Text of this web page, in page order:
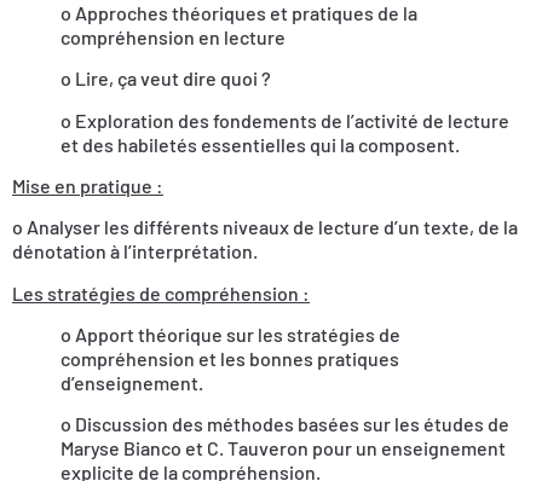
o Approches théoriques et pratiques de la
compréhension en lecture
o Lire, ça veut dire quoi ?
o Exploration des fondements de l’activité de lecture
et des habiletés essentielles qui la composent.
Mise en pratique :
o Analyser les différents niveaux de lecture d’un texte, de la
dénotation à l’interprétation.
Les stratégies de compréhension :
o Apport théorique sur les stratégies de
compréhension et les bonnes pratiques
d’enseignement.
o Discussion des méthodes basées sur les études de
Maryse Bianco et C. Tauveron pour un enseignement
explicite de la compréhension.